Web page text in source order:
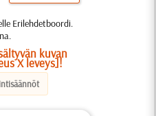
Erilehdetboordi.
kuvan
X leveys]!